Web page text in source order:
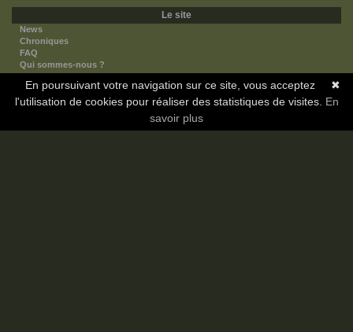
Le site
News
Chroniques
FAQ
Qui sommes-nous ?
Nos partenaires
Faites-nous connaitre
Nous contacter
✖
En poursuivant votre navigation sur ce site, vous acceptez
l'utilisation de cookies pour réaliser des statistiques de visites. En
savoir plus